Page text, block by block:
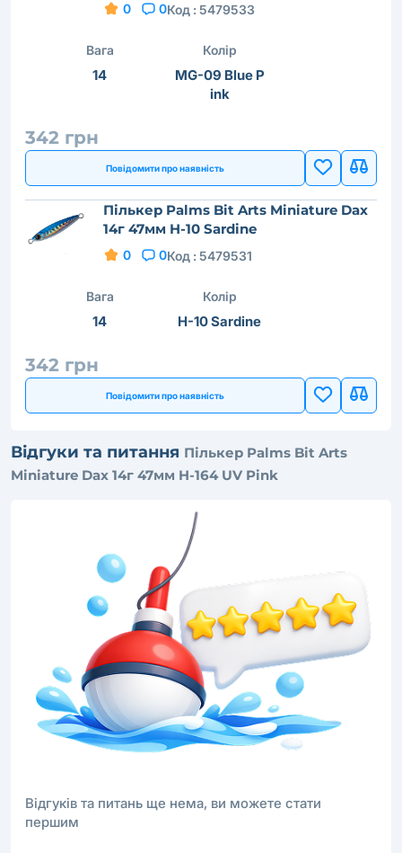
0 0Код : 5479533
Вага
14
Колір
MG-09 Blue P
ink
342 грн
Повідомити про наявність
Пількер Palms Bit Arts Miniature Dax
14г 47мм H-10 Sardine
0 0Код : 5479531
Вага
14
Колір
H-10 Sardine
342 грн
Повідомити про наявність
Відгуки та питання Пількер Palms Bit Arts
Miniature Dax 14г 47мм H-164 UV Pink
Відгуків та питань ще нема, ви можете стати
першим